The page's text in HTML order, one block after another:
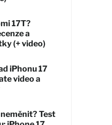
17T?
a
(+ video)
iPhonu 17
video a
Test